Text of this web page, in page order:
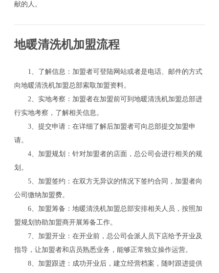
献的人。
地暖清洗机加盟流程
1、了解信息：加盟者可登陆网站或者是电话、邮件的方式
向地暖清洗机加盟总部索取加盟资料。
2、实地考察：加盟者在加盟前可到地暖清洗机加盟总部进
行实地考察，了解相关信息。
3、提交申请：在详细了解后加盟者可向总部提交加盟申
请。
4、加盟规划：针对加盟者的店面，总公司会进行相关的规
划。
5、加盟签约：在双方无异议的情况下签约合同，加盟者向
公司缴纳加盟费。
6、加盟筹备：地暖清洗机加盟总部安排相关人员，按照加
盟规划协助加盟商开展筹备工作。
7、加盟开业：在开业前，总公司会派人员下店给予开业及
指导，让加盟者和店员熟悉业务，能够正常独立操作运营。
8、加盟跟进：成功开业后，建立经营档案，随时跟进提供